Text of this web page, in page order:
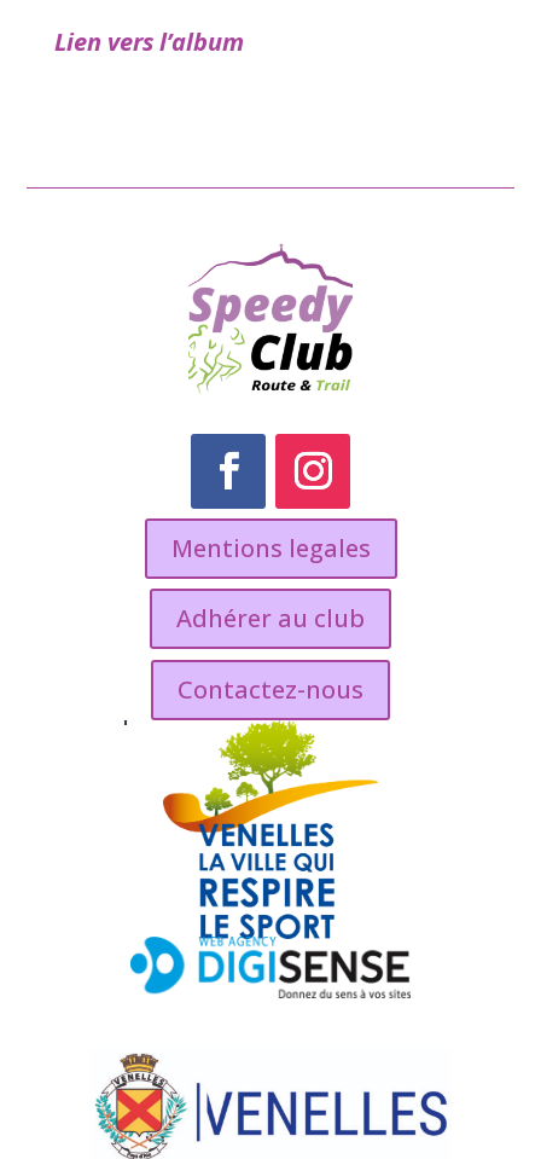
Lien vers l’album
Mentions legales
Adhérer au club
Contactez-nous